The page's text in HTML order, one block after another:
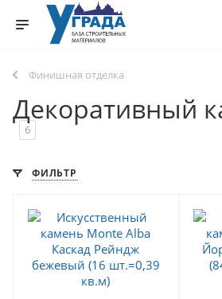
Финишная отделка
Декоративный
6
ФИЛЬТР